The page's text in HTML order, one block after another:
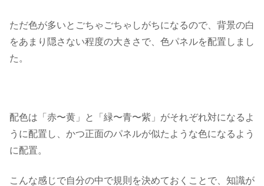
ただ色が多いとごちゃごちゃしがちになるので、背景の白
をあまり隠さない程度の大きさで、色パネルを配置しまし
た。
配色は「赤〜黄」と「緑〜青〜紫」がそれぞれ対になるよ
うに配置し、かつ正面のパネルが似たような色になるよう
に配置。
こんな感じで自分の中で規則を決めておくことで、知識が